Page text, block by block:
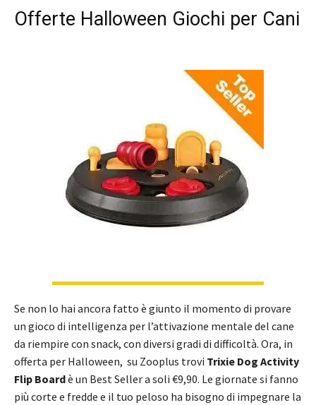
Offerte Halloween Giochi per Cani
Se non lo hai ancora fatto è giunto il momento di provare
un gioco di intelligenza per l’attivazione mentale del cane
da riempire con snack, con diversi gradi di difficoltà. Ora, in
offerta per Halloween, su Zooplus trovi Trixie Dog Activity
Flip Boardè un Best Seller a soli €9,90. Le giornate si fanno
più corte e fredde e il tuo peloso ha bisogno di impegnare la